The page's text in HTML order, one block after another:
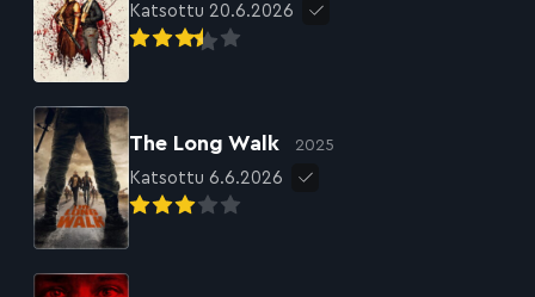
Katsottu 20.6.2026
The Long Walk 2025
Katsottu 6.6.2026